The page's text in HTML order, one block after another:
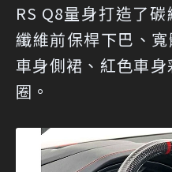
RS Q8量身打造了
纖維前保桿下巴、
車身側裙、紅色車
圈。